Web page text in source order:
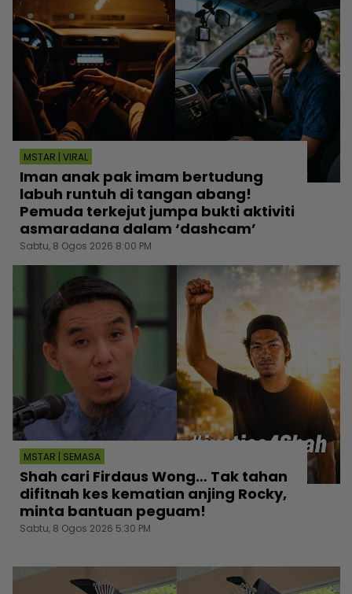
MSTAR | VIRAL
Iman anak pak imam bertudung
labuh runtuh di tangan abang!
Pemuda terkejut jumpa bukti aktiviti
asmaradana dalam ‘dashcam’
Sabtu, 8 Ogos 2026 8:00 PM
MSTAR | SEMASA
Shah cari Firdaus Wong… Tak tahan
difitnah kes kematian anjing Rocky,
minta bantuan peguam!
Sabtu, 8 Ogos 2026 5:30 PM